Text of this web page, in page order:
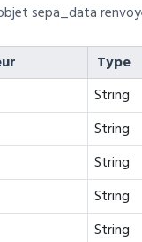
sepa_data
Type
String
String
String
String
String